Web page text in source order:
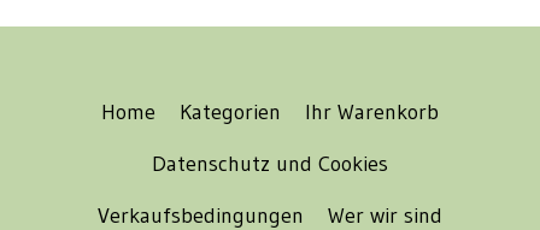
Home Kategorien
Ihr Warenkorb
Datenschutz und Cookies
Verkaufsbedingungen
Wer wir sind